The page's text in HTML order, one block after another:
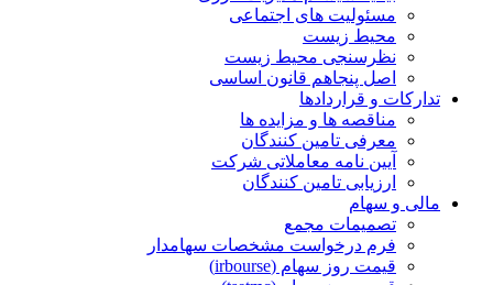
مسئولیت های اجتماعی
محیط زیست
نظرسنجی محیط زیست
اصل پنجاهم قانون اساسی
تدارکات و قراردادها
مناقصه ها و مزایده ها
معرفی تامین کنندگان
آیین نامه معاملاتی شرکت
ارزیابی تامین کنندگان
مالی و سهام
تصمیمات مجمع
فرم درخواست مشخصات سهامدار
قیمت روز سهام (irbourse)